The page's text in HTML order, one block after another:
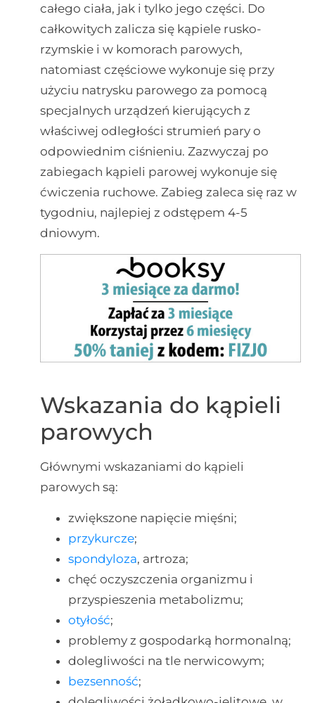
całego ciała, jak i tylko jego części. Do
całkowitych zalicza się kąpiele rusko-
rzymskie i w komorach parowych,
natomiast częściowe wykonuje się przy
użyciu natrysku parowego za pomocą
specjalnych urządzeń kierujących z
właściwej odległości strumień pary o
odpowiednim ciśnieniu. Zazwyczaj po
zabiegach kąpieli parowej wykonuje się
ćwiczenia ruchowe. Zabieg zaleca się raz w
tygodniu, najlepiej z odstępem 4-5
dniowym.
Wskazania do kąpieli
parowych
Głównymi wskazaniami do kąpieli
parowych są:
zwiększone napięcie mięśni;
przykurcze;
spondyloza, artroza;
chęć oczyszczenia organizmu i
przyspieszenia metabolizmu;
otyłość;
problemy z gospodarką hormonalną;
dolegliwości na tle nerwicowym;
bezsenność;